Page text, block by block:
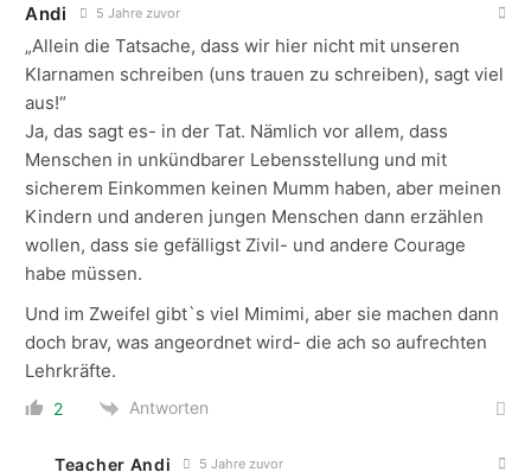
Andi 5 Jahre zuvor
„Allein die Tatsache, dass wir hier nicht mit unseren
Klarnamen schreiben (uns trauen zu schreiben), sagt viel
aus!“
Ja, das sagt es- in der Tat. Nämlich vor allem, dass
Menschen in unkündbarer Lebensstellung und mit
sicherem Einkommen keinen Mumm haben, aber meinen
Kindern und anderen jungen Menschen dann erzählen
wollen, dass sie gefälligst Zivil- und andere Courage
habe müssen.
Und im Zweifel gibt`s viel Mimimi, aber sie machen dann
doch brav, was angeordnet wird- die ach so aufrechten
Lehrkräfte.
2 Antworten
Teacher Andi 5 Jahre zuvor